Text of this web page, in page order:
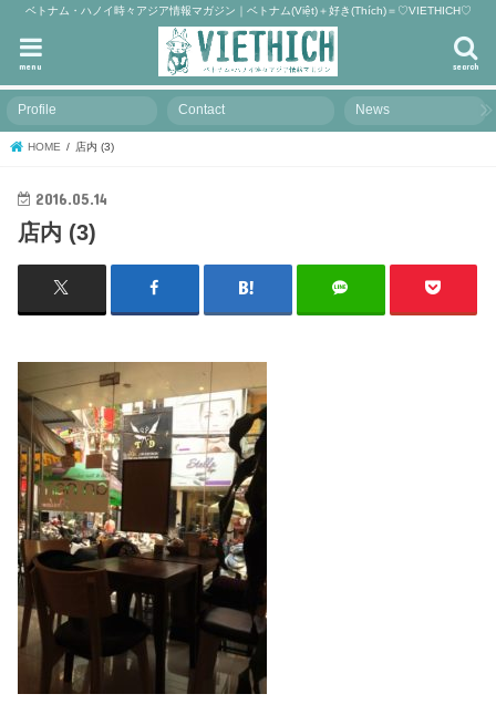
ベトナム・ハノイ時々アジア情報マガジン｜ベトナム(Việt)＋好き(Thích)＝♡VIETHICH♡
search
menu
Profile Contact News
HOME 店内 (3)
2016.05.14
店内 (3)